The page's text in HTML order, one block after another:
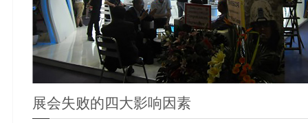
展会失败的四大影响因素